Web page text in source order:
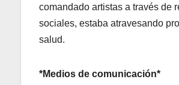
comandado artistas a través de
sociales, estaba atravesando
salud.
*Medios de comunicación*